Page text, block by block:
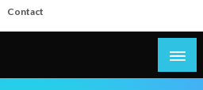
Contact